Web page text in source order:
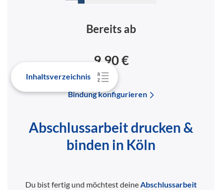
Inhaltsverzeichnis
Bereits ab
9,90 €
Bindung konfigurieren
Abschlussarbeit drucken &
binden in Köln
Du bist fertig und möchtest deineAbschlussarbeit